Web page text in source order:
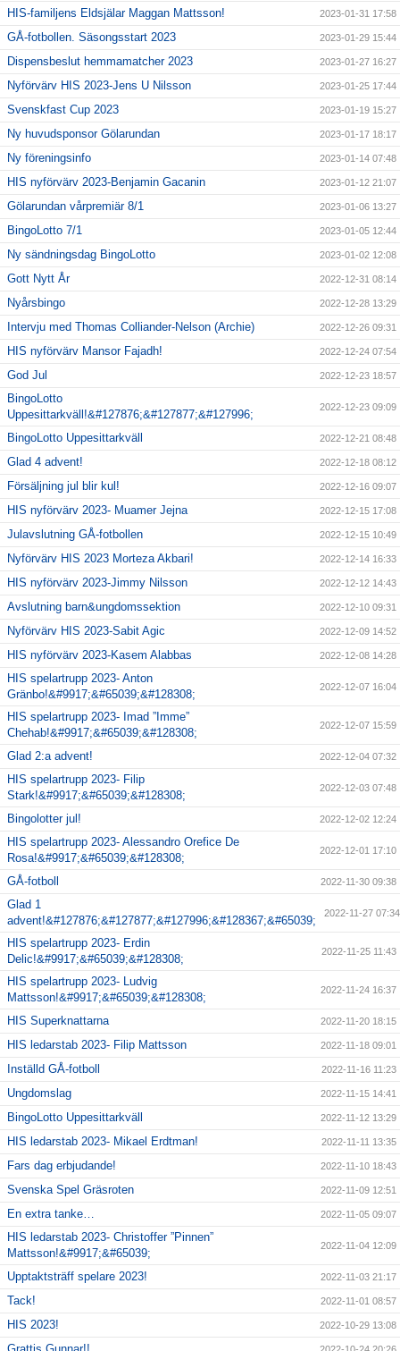
HIS-familjens Eldsjälar Maggan Mattsson! 2023-01-31 17:58
GÅ-fotbollen. Säsongsstart 2023 2023-01-29 15:44
Dispensbeslut hemmamatcher 2023 2023-01-27 16:27
Nyförvärv HIS 2023-Jens U Nilsson 2023-01-25 17:44
Svenskfast Cup 2023 2023-01-19 15:27
Ny huvudsponsor Gölarundan 2023-01-17 18:17
Ny föreningsinfo 2023-01-14 07:48
HIS nyförvärv 2023-Benjamin Gacanin 2023-01-12 21:07
Gölarundan vårpremiär 8/1 2023-01-06 13:27
BingoLotto 7/1 2023-01-05 12:44
Ny sändningsdag BingoLotto 2023-01-02 12:08
Gott Nytt År 2022-12-31 08:14
Nyårsbingo 2022-12-28 13:29
Intervju med Thomas Colliander-Nelson (Archie) 2022-12-26 09:31
HIS nyförvärv Mansor Fajadh! 2022-12-24 07:54
God Jul 2022-12-23 18:57
BingoLotto
Uppesittarkväll!&#127876;&#127877;&#127996;
2022-12-23 09:09
BingoLotto Uppesittarkväll 2022-12-21 08:48
Glad 4 advent! 2022-12-18 08:12
Försäljning jul blir kul! 2022-12-16 09:07
HIS nyförvärv 2023- Muamer Jejna 2022-12-15 17:08
Julavslutning GÅ-fotbollen 2022-12-15 10:49
Nyförvärv HIS 2023 Morteza Akbari! 2022-12-14 16:33
HIS nyförvärv 2023-Jimmy Nilsson 2022-12-12 14:43
Avslutning barn&ungdomssektion 2022-12-10 09:31
Nyförvärv HIS 2023-Sabit Agic 2022-12-09 14:52
HIS nyförvärv 2023-Kasem Alabbas 2022-12-08 14:28
HIS spelartrupp 2023- Anton
Gränbo!&#9917;&#65039;&#128308;
2022-12-07 16:04
HIS spelartrupp 2023- Imad ”Imme”
Chehab!&#9917;&#65039;&#128308;
2022-12-07 15:59
Glad 2:a advent! 2022-12-04 07:32
HIS spelartrupp 2023- Filip
Stark!&#9917;&#65039;&#128308;
2022-12-03 07:48
Bingolotter jul! 2022-12-02 12:24
HIS spelartrupp 2023- Alessandro Orefice De
Rosa!&#9917;&#65039;&#128308;
2022-12-01 17:10
GÅ-fotboll 2022-11-30 09:38
Glad 1
advent!&#127876;&#127877;&#127996;&#128367;&#65039;
2022-11-27 07:34
HIS spelartrupp 2023- Erdin
Delic!&#9917;&#65039;&#128308;
2022-11-25 11:43
HIS spelartrupp 2023- Ludvig
Mattsson!&#9917;&#65039;&#128308;
2022-11-24 16:37
HIS Superknattarna 2022-11-20 18:15
HIS ledarstab 2023- Filip Mattsson 2022-11-18 09:01
Inställd GÅ-fotboll 2022-11-16 11:23
Ungdomslag 2022-11-15 14:41
BingoLotto Uppesittarkväll 2022-11-12 13:29
HIS ledarstab 2023- Mikael Erdtman! 2022-11-11 13:35
Fars dag erbjudande! 2022-11-10 18:43
Svenska Spel Gräsroten 2022-11-09 12:51
En extra tanke… 2022-11-05 09:07
HIS ledarstab 2023- Christoffer ”Pinnen”
Mattsson!&#9917;&#65039;
2022-11-04 12:09
Upptaktsträff spelare 2023! 2022-11-03 21:17
Tack! 2022-11-01 08:57
HIS 2023! 2022-10-29 13:08